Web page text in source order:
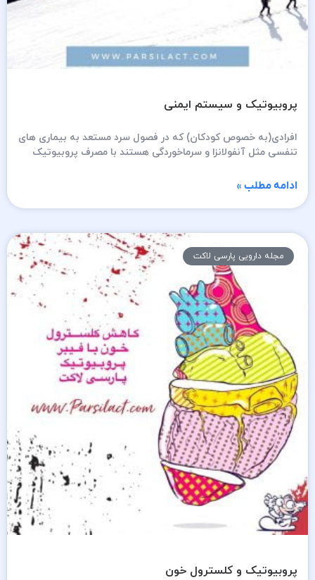
پروبیوتیک و سیستم ایمنی
افرادی(به خصوص کودکان) که در فصول سرد مستعد به بیماری های
تنفسی مثل آنفولانزا و سرماخوردگی هستند با مصرف پروبیوتیک
ادامه مطلب »
مجله دارویی پارسی لاکت
پروبیوتیک و کلسترول خون